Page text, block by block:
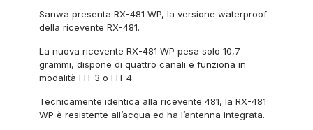
Sanwa presenta RX-481 WP, la versione waterproof
della ricevente RX-481.
La nuova ricevente RX-481 WP pesa solo 10,7
grammi, dispone di quattro canali e funziona in
modalità FH-3 o FH-4.
Tecnicamente identica alla ricevente 481, la RX-481
WP è resistente all’acqua ed ha l’antenna integrata.